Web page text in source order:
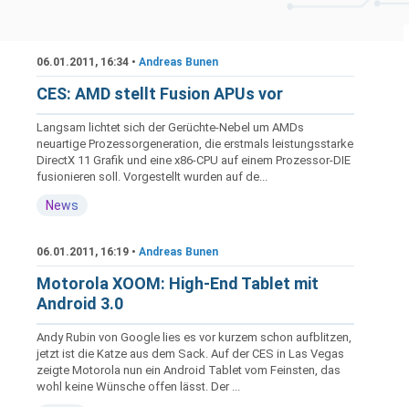
06.01.2011, 16:34 • Andreas Bunen
CES: AMD stellt Fusion APUs vor
Langsam lichtet sich der Gerüchte-Nebel um AMDs
neuartige Prozessorgeneration, die erstmals leistungsstarke
DirectX 11 Grafik und eine x86-CPU auf einem Prozessor-DIE
fusionieren soll. Vorgestellt wurden auf de...
News
06.01.2011, 16:19 • Andreas Bunen
Motorola XOOM: High-End Tablet mit
Android 3.0
Andy Rubin von Google lies es vor kurzem schon aufblitzen,
jetzt ist die Katze aus dem Sack. Auf der CES in Las Vegas
zeigte Motorola nun ein Android Tablet vom Feinsten, das
wohl keine Wünsche offen lässt. Der ...